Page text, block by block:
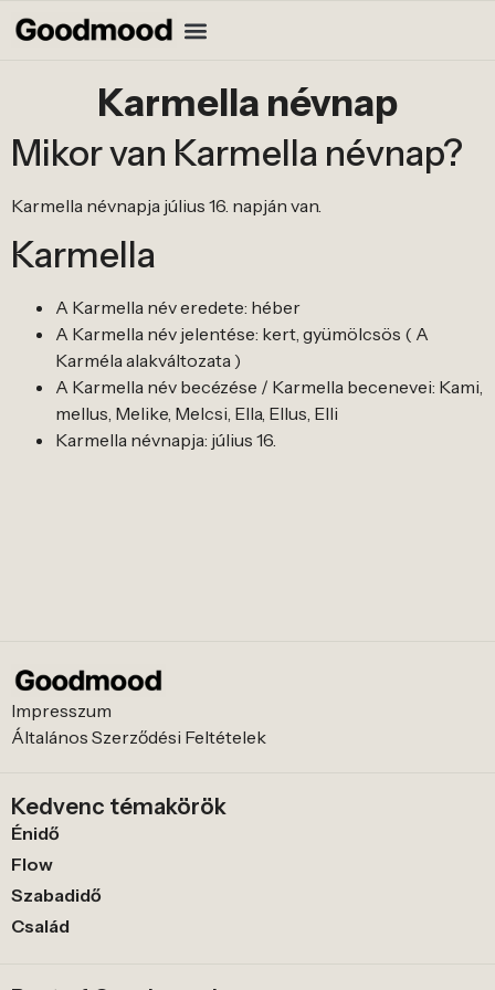
Karmella névnap
Mikor van Karmella névnap?
Karmella névnapja július 16. napján van.
Karmella
A Karmella név eredete: héber
A Karmella név jelentése: kert, gyümölcsös ( A
Karméla alakváltozata )
A Karmella név becézése / Karmella becenevei: Kami,
mellus, Melike, Melcsi, Ella, Ellus, Elli
Karmella névnapja: július 16.
Impresszum
Általános Szerződési Feltételek
Kedvenc témakörök
Énidő
Flow
Szabadidő
Család